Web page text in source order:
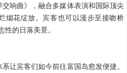
响曲》，融合多媒体表演和国际顶尖
烟花绽放。宾客也可以漫步至接吻桥
性的日落美景。
让宾客们如今前往富国岛愈发便捷。